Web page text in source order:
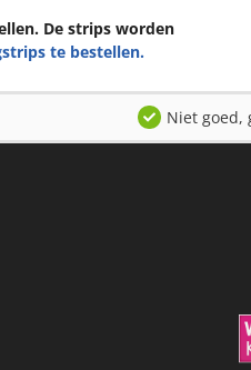
De strips worden
te bestellen.
Niet goed,